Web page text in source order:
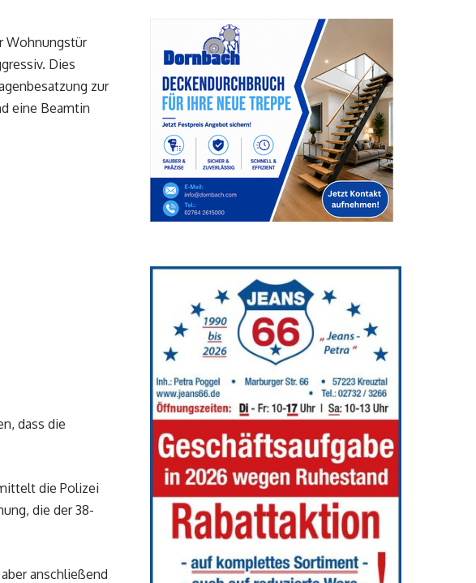
Wohnungstür
Dies
zur
eine Beamtin
dass die
die Polizei
die der 38-
anschließend